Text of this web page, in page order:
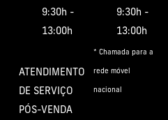
9:30h -
13:00h
ATENDIMENTO
DE SERVIÇO
PÓS-VENDA
9:30h -
13:00h
* Chamada para a
rede móvel
nacional